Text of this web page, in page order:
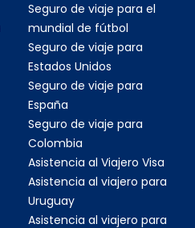
Seguro de viaje para el
mundial de fútbol
Seguro de viaje para
Estados Unidos
Seguro de viaje para
España
Seguro de viaje para
Colombia
Asistencia al Viajero Visa
Asistencia al viajero para
Uruguay
Asistencia al viajero para